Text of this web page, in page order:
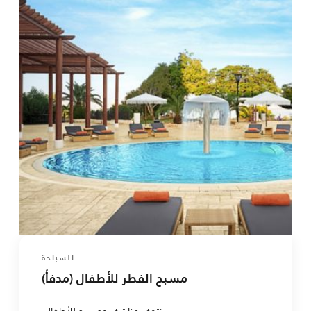
السباحة
مسبح الفطر للأطفال (مدفأ)